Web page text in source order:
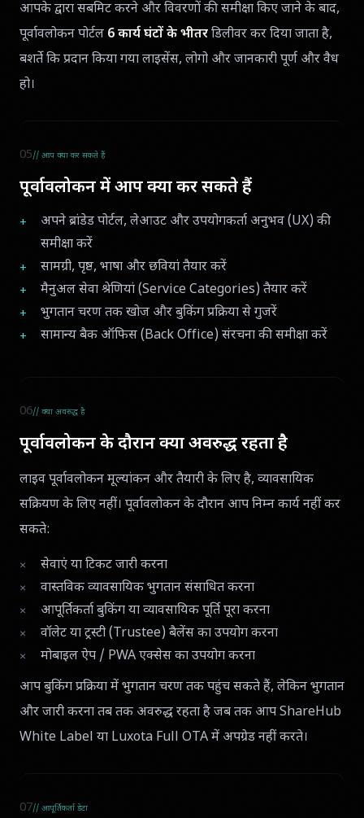
आपके द्वारा सबमिट करने और विवरणों की समीक्षा किए जाने के बाद,
पूर्वावलोकन पोर्टल 6 कार्य घंटों के भीतरडिलीवर कर दिया जाता है,
बशर्ते कि प्रदान किया गया लाइसेंस, लोगो और जानकारी पूर्ण और वैध
हो।
05// आप क्या कर सकते हैं
पूर्वावलोकन में आप क्या कर सकते हैं
अपने ब्रांडेड पोर्टल, लेआउट और उपयोगकर्ता अनुभव (UX) की
समीक्षा करें
सामग्री, पृष्ठ, भाषा और छवियां तैयार करें
मैनुअल सेवा श्रेणियां (Service Categories) तैयार करें
भुगतान चरण तक खोज और बुकिंग प्रक्रिया से गुजरें
सामान्य बैक ऑफिस (Back Office) संरचना की समीक्षा करें
06// क्या अवरुद्ध है
पूर्वावलोकन के दौरान क्या अवरुद्ध रहता है
लाइव पूर्वावलोकन मूल्यांकन और तैयारी के लिए है, व्यावसायिक
सक्रियण के लिए नहीं। पूर्वावलोकन के दौरान आप निम्न कार्य नहीं कर
सकते:
सेवाएं या टिकट जारी करना
वास्तविक व्यावसायिक भुगतान संसाधित करना
आपूर्तिकर्ता बुकिंग या व्यावसायिक पूर्ति पूरा करना
वॉलेट या ट्रस्टी (Trustee) बैलेंस का उपयोग करना
मोबाइल ऐप / PWA एक्सेस का उपयोग करना
आप बुकिंग प्रक्रिया में भुगतान चरण तक पहुंच सकते हैं, लेकिन भुगतान
और जारी करना तब तक अवरुद्ध रहता है जब तक आप ShareHub
White Label या Luxota Full OTA में अपग्रेड नहीं करते।
07// आपूर्तिकर्ता डेटा